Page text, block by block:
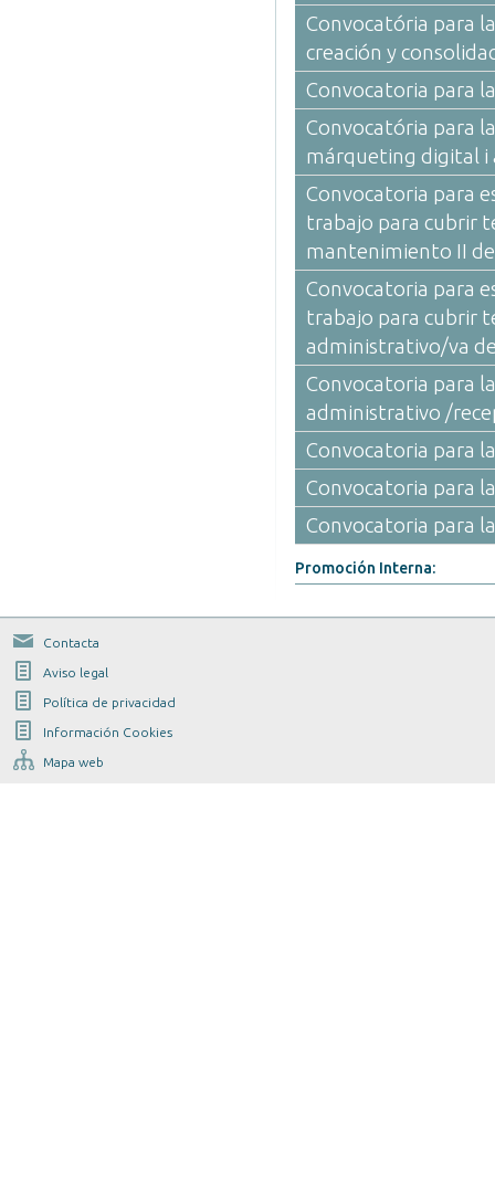
Convocatória para
creación y
Convocatoria para
Convocatória para
márqueting digital i
Convocatoria para
trabajo para cubrir
mantenimiento II
Convocatoria para
trabajo para cubrir
administrativo/va
Convocatoria para
administrativo /
Convocatoria para
Convocatoria para
Convocatoria para
Promoción Interna:
Contacta
Aviso legal
Política de privacidad
Información Cookies
Mapa web